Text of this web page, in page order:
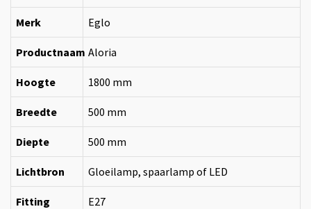
Merk Eglo
Productnaam Aloria
Hoogte 1800 mm
Breedte 500 mm
Diepte 500 mm
Lichtbron Gloeilamp, spaarlamp of LED
Fitting E27